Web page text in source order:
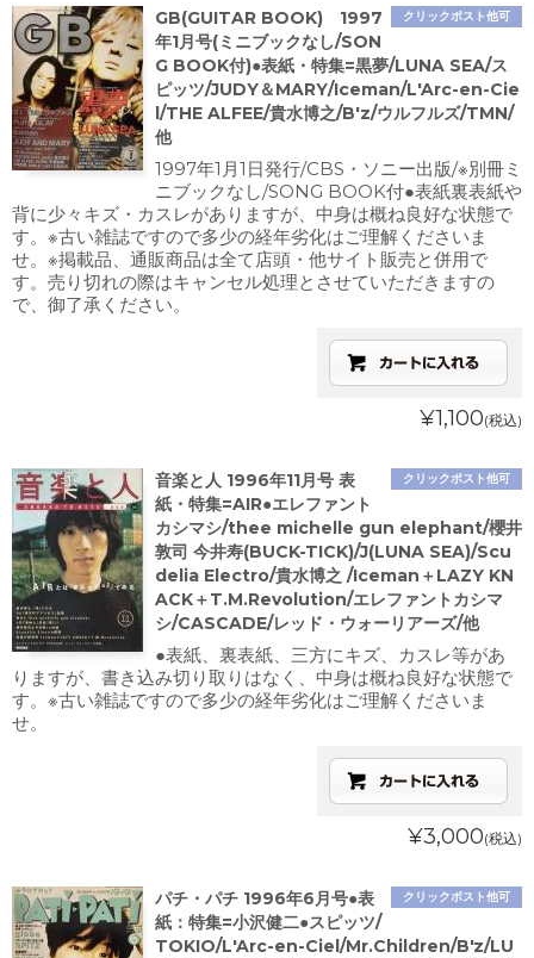
クリックポスト他可
GB(GUITAR BOOK) 1997
年1月号(ミニブックなし/SON
G BOOK付)●表紙・特集=黒夢/LUNA SEA/ス
ピッツ/JUDY＆MARY/Iceman/L'Arc-en-Cie
l/THE ALFEE/貴水博之/B'z/ウルフルズ/TMN/
他
1997年1月1日発行/CBS・ソニー出版/※別冊ミ
ニブックなし/SONG BOOK付●表紙裏表紙や
背に少々キズ・カスレがありますが、中身は概ね良好な状態で
す。※古い雑誌ですので多少の経年劣化はご理解くださいま
せ。※掲載品、通販商品は全て店頭・他サイト販売と併用で
す。売り切れの際はキャンセル処理とさせていただきますの
で、御了承ください。
¥1,100(税込)
クリックポスト他可
音楽と人 1996年11月号 表
紙・特集=AIR●エレファント
カシマシ/thee michelle gun elephant/櫻井
敦司 今井寿(BUCK-TICK)/J(LUNA SEA)/Scu
delia Electro/貴水博之 /Iceman＋LAZY KN
ACK＋T.M.Revolution/エレファントカシマ
シ/CASCADE/レッド・ウォーリアーズ/他
●表紙、裏表紙、三方にキズ、カスレ等があ
りますが、書き込み切り取りはなく、中身は概ね良好な状態で
す。※古い雑誌ですので多少の経年劣化はご理解くださいま
せ。
¥3,000(税込)
クリックポスト他可
パチ・パチ 1996年6月号●表
紙：特集=小沢健二●スピッツ/
TOKIO/L'Arc-en-Ciel/Mr.Children/B'z/LU